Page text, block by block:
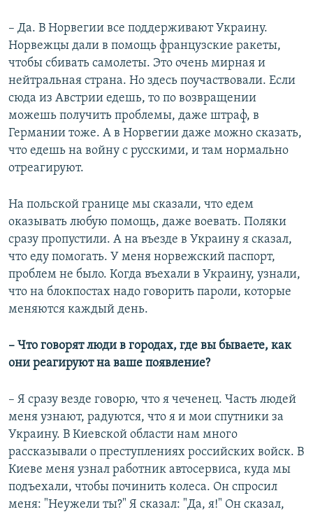
– Да. В Норвегии все поддерживают Украину.
Норвежцы дали в помощь французские ракеты,
чтобы сбивать самолеты. Это очень мирная и
нейтральная страна. Но здесь поучаствовали. Если
сюда из Австрии едешь, то по возвращении
можешь получить проблемы, даже штраф, в
Германии тоже. А в Норвегии даже можно сказать,
что едешь на войну с русскими, и там нормально
отреагируют.
На польской границе мы сказали, что едем
оказывать любую помощь, даже воевать. Поляки
сразу пропустили. А на въезде в Украину я сказал,
что еду помогать. У меня норвежский паспорт,
проблем не было. Когда въехали в Украину, узнали,
что на блокпостах надо говорить пароли, которые
меняются каждый день.
– Что говорят люди в городах, где вы бываете, как
они реагируют на ваше появление?
– Я сразу везде говорю, что я чеченец. Часть людей
меня узнают, радуются, что я и мои спутники за
Украину. В Киевской области нам много
рассказывали о преступлениях российских войск. В
Киеве меня узнал работник автосервиса, куда мы
подъехали, чтобы починить колеса. Он спросил
меня: "Неужели ты?" Я сказал: "Да, я!" Он сказал,